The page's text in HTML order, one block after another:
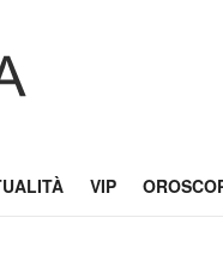
VIP